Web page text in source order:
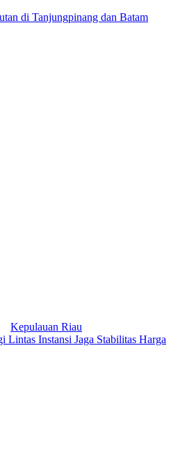
di Tanjungpinang dan Batam
Kepulauan Riau
Lintas Instansi Jaga Stabilitas Harga